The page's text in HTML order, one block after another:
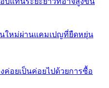
ใหม่ผ่านแคมเปญที่ยืดหยุ่น
ค่อยเป็นค่อยไปด้วยการซื้อ